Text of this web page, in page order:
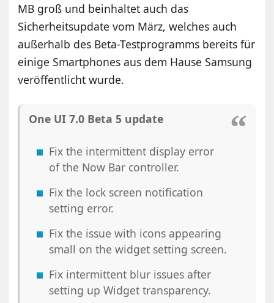
MB groß und beinhaltet auch das
Sicherheitsupdate vom März, welches auch
außerhalb des Beta-Testprogramms bereits für
einige Smartphones aus dem Hause Samsung
veröffentlicht wurde.
One UI 7.0 Beta 5 update
Fix the intermittent display error
of the Now Bar controller.
Fix the lock screen notification
setting error.
Fix the issue with icons appearing
small on the widget setting screen.
Fix intermittent blur issues after
setting up Widget transparency.